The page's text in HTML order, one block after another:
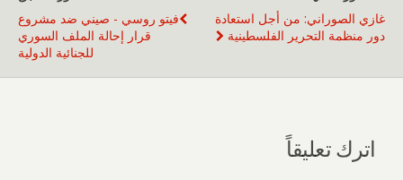
فيتو روسي - صيني ضد مشروع
قرار إحالة الملف السوري
للجنائية الدولية
غازي الصوراني: من أجل استعادة
دور منظمة التحرير الفلسطينية
اترك تعليقاً